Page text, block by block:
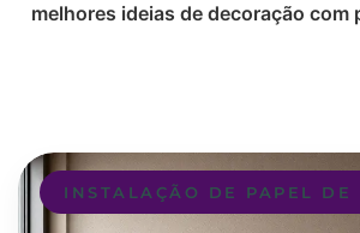
melhores ideias de decoração com
INSTALAÇÃO DE PAPEL DE